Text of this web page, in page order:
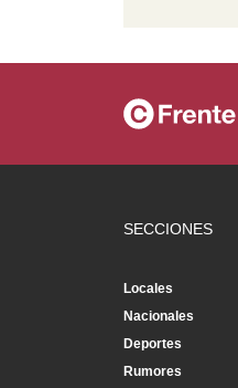
SECCIONES
Locales
Nacionales
Deportes
Rumores